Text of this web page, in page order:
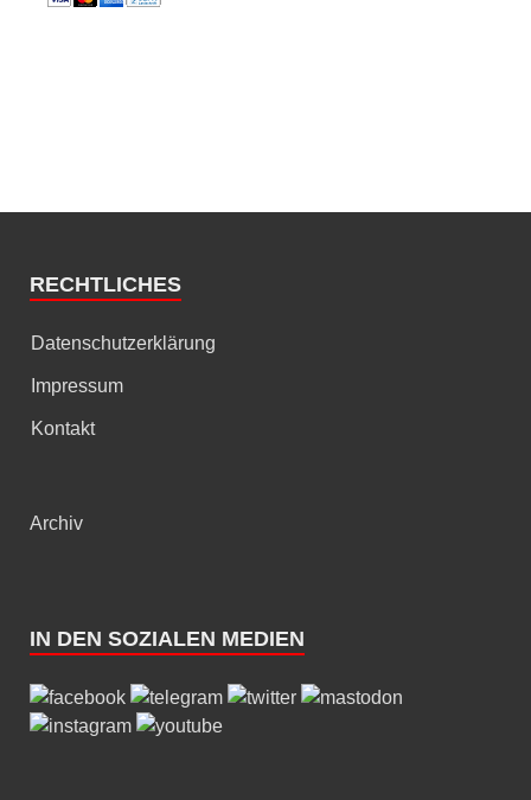
RECHTLICHES
Datenschutzerklärung
Impressum
Kontakt
Archiv
IN DEN SOZIALEN MEDIEN